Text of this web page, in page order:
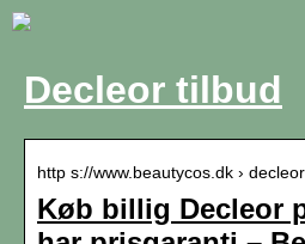
Decleor tilbud
http s://www.beautycos.dk › decleor
Køb billig Decleor